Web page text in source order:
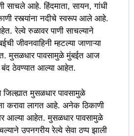
साचले आहे. हिंदमाता, सायन, गांधी
रस्त्यांना नदीचे स्वरूप आले आहे.
रेल्वे रुळावर पाणी साचल्याने
जीवनवाहिनी म्हटल्या जाणाऱ्या
मुसळधार पावसामुळे मुंबईत आज
बंद ठेवण्यात आल्या आहेत.
जिल्ह्यात मुसळधार पावसामुळे
करावा लागत आहे. अनेक ठिकाणी
आल्या आहेत. मुसळधार पावसामुळे
उपनगरीय रेल्वे सेवा ठप्प झाली